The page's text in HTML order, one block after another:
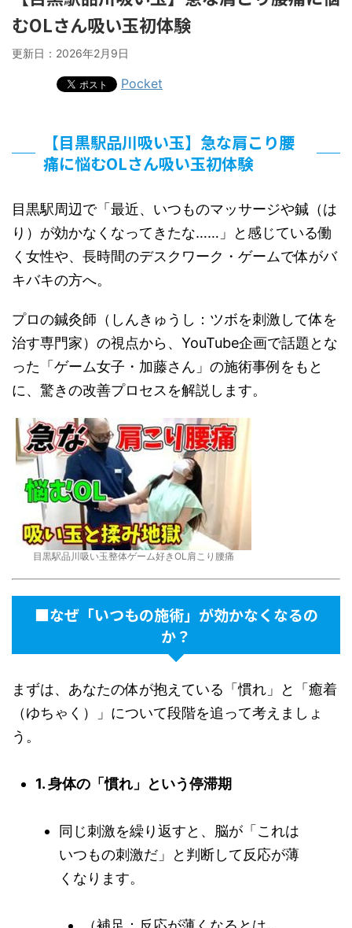
むOLさん吸い玉初体験
更新日： 2026年2月9日
Pocket
【目黒駅品川吸い玉】急な肩こり腰
痛に悩むOLさん吸い玉初体験
目黒駅周辺で「最近、いつものマッサージや鍼（は
り）が効かなくなってきたな……」と感じている働
く女性や、長時間のデスクワーク・ゲームで体がバ
キバキの方へ。
プロの鍼灸師（しんきゅうし：ツボを刺激して体を
治す専門家）の視点から、YouTube企画で話題とな
った「ゲーム女子・加藤さん」の施術事例をもと
に、驚きの改善プロセスを解説します。
目黒駅品川吸い玉整体ゲーム好きOL肩こり腰痛
■なぜ「いつもの施術」が効かなくなるの
か？
まずは、あなたの体が抱えている「慣れ」と「癒着
（ゆちゃく）」について段階を追って考えましょ
う。
1. 身体の「慣れ」という停滞期
同じ刺激を繰り返すと、脳が「これは
いつもの刺激だ」と判断して反応が薄
くなります。